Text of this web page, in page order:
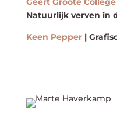
Natuurlijk verven in
Keen Pepper|